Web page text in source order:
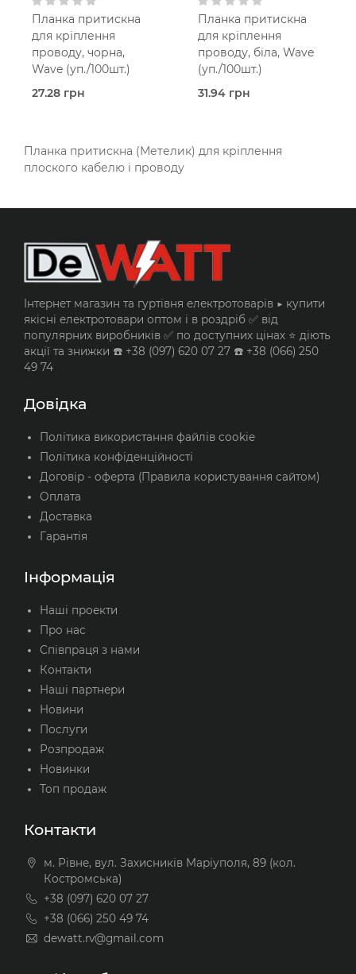
Планка притискна
для кріплення
проводу, чорна,
Wave (уп./100шт.)
27.28 грн
Wave
Планка притискна
для кріплення
проводу, біла, Wave
(уп./100шт.)
31.94 грн
Планка
притискна (метелик)
Планка притискна (Метелик) для кріплення
плоского кабелю і проводу
Інтернет магазин та гуртівня електротоварів ▶️ купити
якісні електротовари оптом і в роздріб ✅ від
популярних виробників ✅ по доступних цінах ⭐ діють
акції та знижки ☎️ +38 (097) 620 07 27 ☎️ +38 (066) 250
49 74
Довідка
Політика використання файлів cookie
Політика конфіденційності
Договір - оферта (Правила користування сайтом)
Оплата
Доставка
Гарантія
Інформація
Наші проекти
Про нас
Співпраця з нами
Контакти
Наші партнери
Новини
Послуги
Розпродаж
Новинки
Топ продаж
Контакти
м. Рівне, вул. Захисників Маріуполя, 89 (кол.
Костромська)
+38 (097) 620 07 27
+38 (066) 250 49 74
dewatt.rv@gmail.com